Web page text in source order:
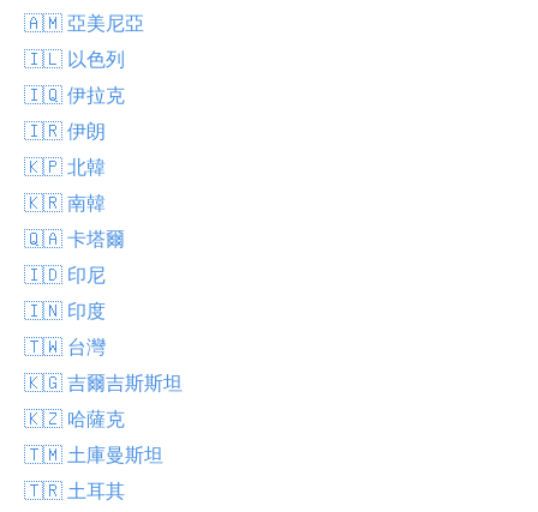
🇦🇲 亞美尼亞
🇮🇱 以色列
🇮🇶 伊拉克
🇮🇷 伊朗
🇰🇵 北韓
🇰🇷 南韓
🇶🇦 卡塔爾
🇮🇩 印尼
🇮🇳 印度
🇹🇼 台灣
🇰🇬 吉爾吉斯斯坦
🇰🇿 哈薩克
🇹🇲 土庫曼斯坦
🇹🇷 土耳其